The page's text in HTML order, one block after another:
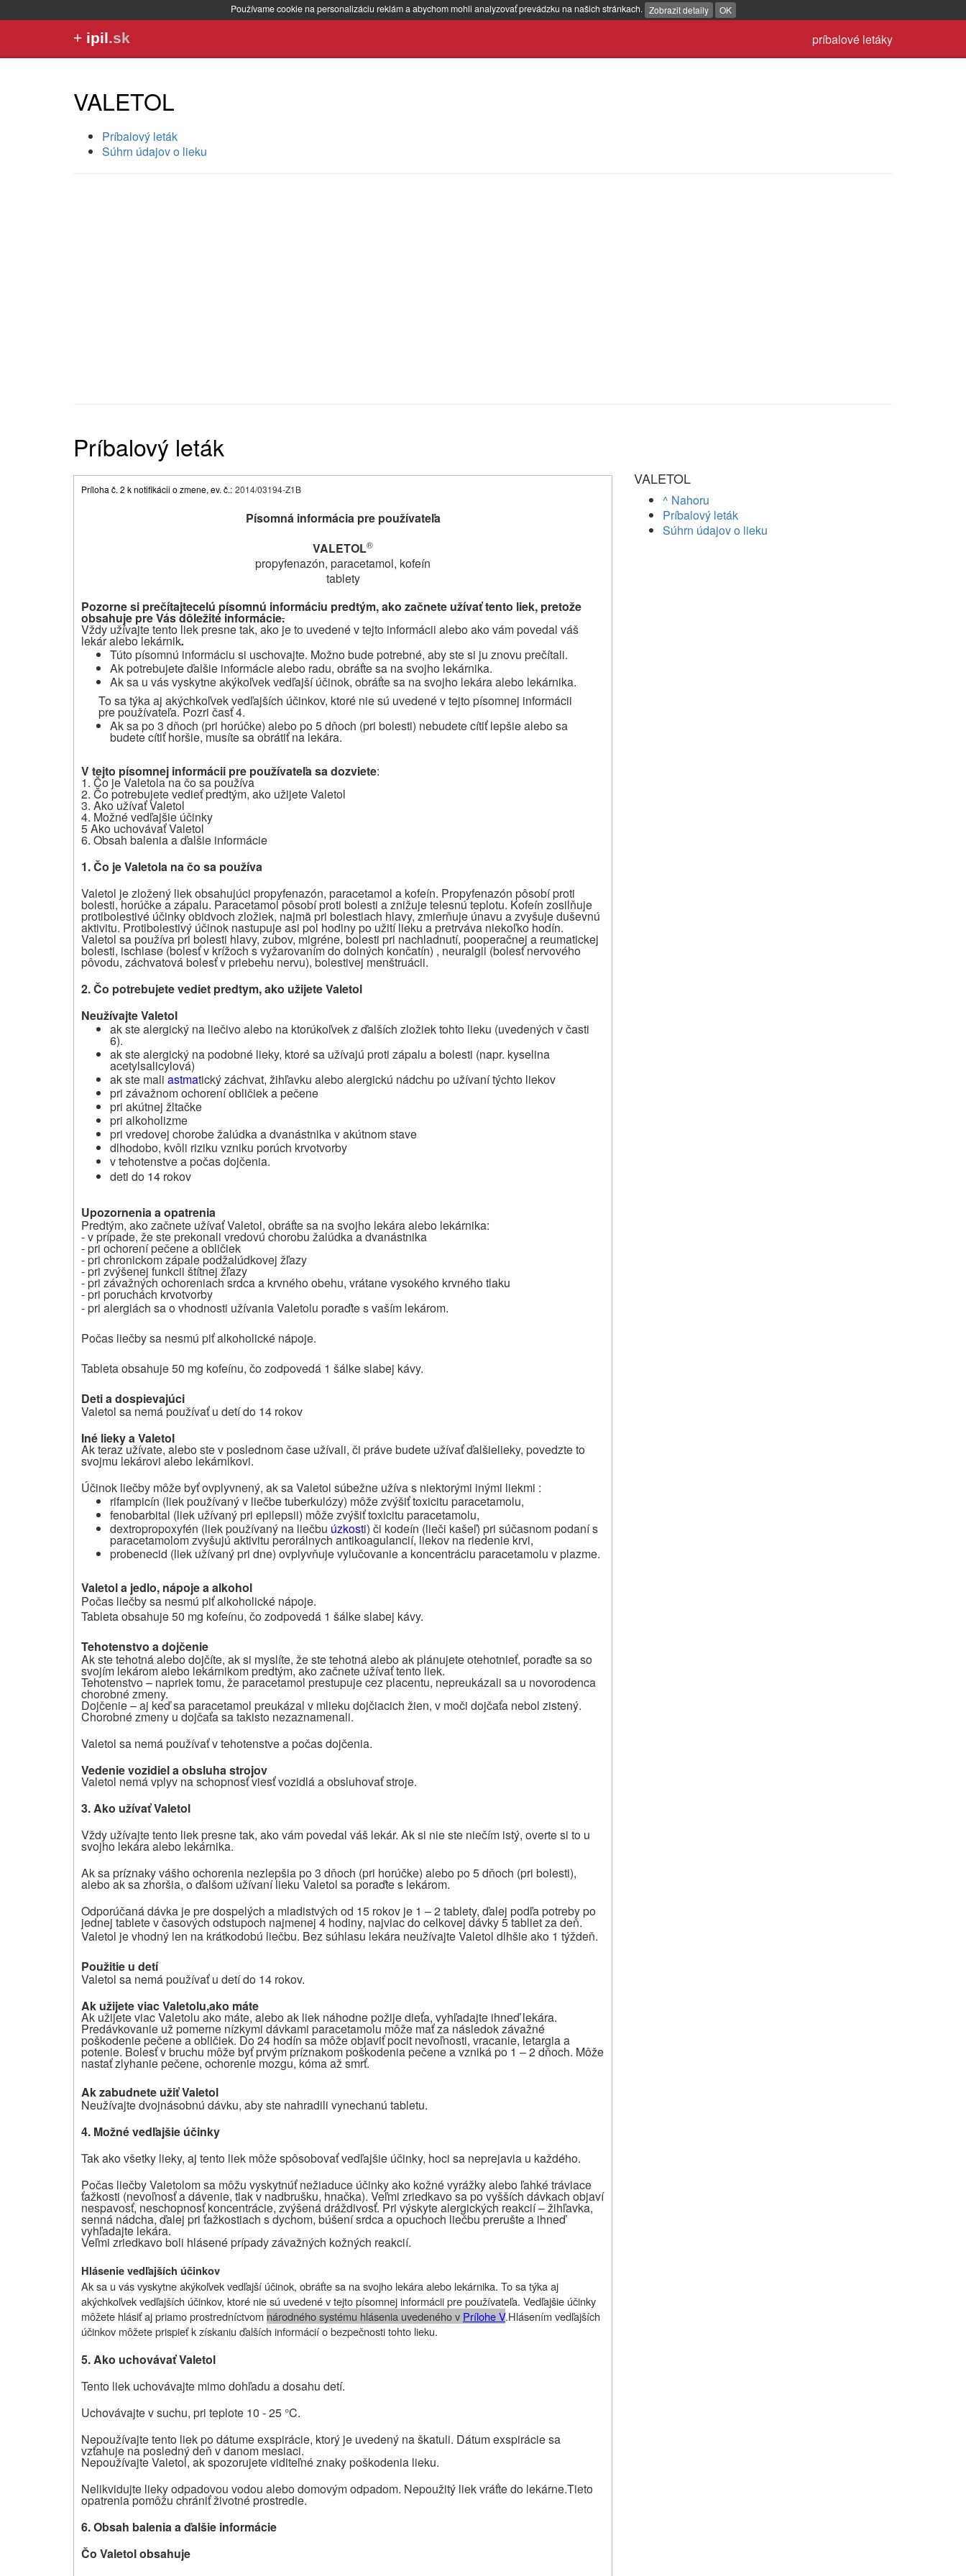
Používame cookie na personalizáciu reklám a abychom mohli analyzovať prevádzku na našich stránkach. Zobrazit detaily OK
príbalové letáky
+ ipil.sk
VALETOL
Príbalový leták
Súhrn údajov o lieku
Príbalový leták
Príloha č. 2 k notifikácii o zmene, ev. č.: 2014/03194-Z1B
Písomná informácia pre používateľa
VALETOL®
propyfenazón, paracetamol, kofeín
tablety
Pozorne si prečítajtecelú písomnú informáciu predtým, ako začnete užívaťtento liek, pretože
obsahuje pre Vás dôležité informácie.
Vždy užívajte tento liek presne tak, ako je to uvedené v tejto informácii alebo ako vám povedal váš
lekár alebo lekárnik.
Túto písomnú informáciu si uschovajte. Možno bude potrebné, aby ste si ju znovu prečítali.
Ak potrebujete ďalšie informácie alebo radu, obráťte sa na svojho lekárnika.
Ak sa u vás vyskytne akýkoľvek vedľajší účinok, obráťte sa na svojho lekára alebo lekárnika.
To sa týka aj akýchkoľvek vedľajších účinkov, ktoré nie sú uvedené v tejto písomnej informácii
pre používateľa. Pozri časť 4.
Ak sa po 3 dňoch (pri horúčke) alebo po 5 dňoch (pri bolesti) nebudete cítiť lepšie alebo sa
budete cítiť horšie,musíte sa obrátiť na lekára.
V tejto písomnej informácii pre používateľa sa dozviete:
1. Čo jeValetola na čo sa používa
2. Čo potrebujete vedieť predtým, ako užijeteValetol
3. Ako užívaťValetol
4. Možné vedľajšie účinky
5 Ako uchovávaťValetol
6. Obsah balenia a ďalšie informácie
1. Čo jeValetola na čo sa používa
Valetol je zložený liek obsahujúci propyfenazón, paracetamol a kofeín. Propyfenazón pôsobí proti
bolesti, horúčke a zápalu. Paracetamol pôsobí proti bolesti a znižuje telesnú teplotu. Kofeín zosilňuje
protibolestivé účinky obidvoch zložiek, najmä pri bolestiach hlavy, zmierňuje únavu a zvyšuje duševnú
aktivitu. Protibolestivý účinok nastupuje asi pol hodiny po užití lieku a pretrváva niekoľko hodín.
Valetol sa používa pri bolesti hlavy, zubov, migréne, bolesti pri nachladnutí, pooperačnej a reumatickej
bolesti, ischiase (bolesť v krížoch s vyžarovaním do dolných končatín) , neuralgii (bolesť nervového
pôvodu, záchvatová bolesť v priebehu nervu), bolestivej menštruácii.
2. Čo potrebujete vediet predtym, ako užijeteValetol
NeužívajteValetol
ak ste alergický na liečivo alebo na ktorúkoľvek z ďalších zložiek tohto lieku (uvedených v časti
6).
ak ste alergický na podobné lieky, ktoré sa užívajú proti zápalu a bolesti (napr. kyselina
acetylsalicylová)
ak ste mali astmatický záchvat, žihľavku alebo alergickú nádchu po užívaní týchto liekov
pri závažnom ochorení obličiek a pečene
pri akútnej žltačke
pri alkoholizme
pri vredovej chorobe žalúdka a dvanástnika v akútnom stave
dlhodobo, kvôli riziku vzniku porúch krvotvorby
v tehotenstve a počas dojčenia.
deti do 14 rokov
Upozornenia a opatrenia
Predtým, ako začnete užívať Valetol, obráťte sa na svojho lekára alebo lekárnika:
- v prípade, že ste prekonali vredovú chorobu žalúdka a dvanástnika
- pri ochorení pečene a obličiek
- pri chronickom zápale podžalúdkovej žľazy
- pri zvýšenej funkcii štítnej žľazy
- pri závažných ochoreniach srdca a krvného obehu, vrátane vysokého krvného tlaku
- pri poruchách krvotvorby
- pri alergiách sa o vhodnosti užívania Valetolu poraďte s vaším lekárom.
Počas liečby sa nesmú piť alkoholické nápoje.
Tableta obsahuje 50 mg kofeínu, čo zodpovedá 1 šálke slabej kávy.
Deti a dospievajúci
Valetol sa nemá používať u detí do 14 rokov
Iné lieky a Valetol
Ak teraz užívate, alebo ste v poslednom čase užívali, či práve budete užívať ďalšielieky, povedzte to
svojmu lekárovi alebo lekárnikovi.
Účinok liečby môže byť ovplyvnený, ak sa Valetol súbežne užíva s niektorými inými liekmi :
rifampicín (liek používaný v liečbe tuberkulózy) môže zvýšiť toxicitu paracetamolu,
fenobarbital (liek užívaný pri epilepsii) môže zvýšiť toxicitu paracetamolu,
dextropropoxyfén (liek používaný na liečbu úzkosti) či kodeín (lieči kašeľ) pri súčasnom podaní s
paracetamolom zvyšujú aktivitu perorálnych antikoagulancií, liekov na riedenie krvi,
probenecid (liek užívaný pri dne) ovplyvňuje vylučovanie a koncentráciu paracetamolu v plazme.
Valetol a jedlo, nápoje a alkohol
Počas liečby sa nesmú piť alkoholické nápoje.
Tableta obsahuje 50 mg kofeínu, čo zodpovedá 1 šálke slabej kávy.
Tehotenstvo a dojčenie
Ak ste tehotná alebo dojčíte, ak si myslíte, že ste tehotná alebo ak plánujete otehotnieť, poraďte sa so
svojím lekárom alebo lekárnikom predtým, ako začnete užívať tento liek.
Tehotenstvo – napriek tomu, že paracetamol prestupuje cez placentu, nepreukázali sa u novorodenca
chorobné zmeny.
Dojčenie – aj keď sa paracetamol preukázal v mlieku dojčiacich žien, v moči dojčaťa nebol zistený.
Chorobné zmeny u dojčaťa sa takisto nezaznamenali.
Valetol sa nemá používať v tehotenstve a počas dojčenia.
Vedenie vozidiel a obsluha strojov
Valetol nemá vplyv na schopnosť viesť vozidlá a obsluhovať stroje.
3. Ako užívaťValetol
Vždy užívajte tento liek presne tak, ako vám povedal váš lekár. Ak si nie ste niečím istý, overte si to u
svojho lekára alebo lekárnika.
Ak sa príznaky vášho ochorenia nezlepšia po 3 dňoch (pri horúčke) alebo po 5 dňoch (pri bolesti),
alebo ak sa zhoršia, o ďalšom užívaní lieku Valetol sa poraďte s lekárom.
Odporúčaná dávka je pre dospelých a mladistvých od 15 rokov je 1 – 2 tablety, ďalej podľa potreby po
jednej tablete v časových odstupoch najmenej 4 hodiny, najviac do celkovej dávky 5 tabliet za deň.
Valetol je vhodný len na krátkodobú liečbu. Bez súhlasu lekára neužívajte Valetol dlhšie ako 1 týždeň.
Použitie u detí
Valetol sa nemá používať u detí do 14 rokov.
Ak užijete viacValetolu,ako máte
Ak užijete viac Valetolu ako máte, alebo ak liek náhodne požije dieťa, vyhľadajte ihneď lekára.
Predávkovanie už pomerne nízkymi dávkami paracetamolu môže mať za následok závažné
poškodenie pečene a obličiek. Do 24 hodín sa môže objaviť pocit nevoľnosti, vracanie, letargia a
potenie. Bolesť v bruchu môže byť prvým príznakom poškodenia pečene a vzniká po 1 – 2 dňoch. Môže
nastať zlyhanie pečene, ochorenie mozgu, kóma až smrť.
Ak zabudnete užiť Valetol
Neužívajte dvojnásobnú dávku, aby ste nahradili vynechanú tabletu.
4. Možné vedľajšie účinky
Tak ako všetky lieky, aj tento liek môže spôsobovať vedľajšie účinky, hoci sa neprejavia u každého.
Počas liečby Valetolom sa môžu vyskytnúť nežiaduce účinky ako kožné vyrážky alebo ľahké tráviace
ťažkosti (nevoľnosť a dávenie, tlak v nadbrušku, hnačka). Veľmi zriedkavo sa po vyšších dávkach objaví
nespavosť, neschopnosť koncentrácie, zvýšená dráždivosť. Pri výskyte alergických reakcií – žihľavka,
senná nádcha, ďalej pri ťažkostiach s dychom, búšení srdca a opuchoch liečbu prerušte a ihneď
vyhľadajte lekára.
Veľmi zriedkavo boli hlásené prípady závažných kožných reakcií.
Hlásenie vedľajších účinkov
Ak sa u vás vyskytne akýkoľvek vedľajší účinok, obráťte sa na svojho lekára alebo lekárnika. To sa týka aj
akýchkoľvek vedľajších účinkov, ktoré nie sú uvedené v tejto písomnej informácii pre používateľa. Vedľajšie účinky
môžete hlásiť aj priamo prostredníctvom národného systému hlásenia uvedeného v Prílohe V.Hlásením vedľajších
účinkov môžete prispieť k získaniu ďalších informácií o bezpečnosti tohto lieku.
5. Ako uchovávať Valetol
Tento liek uchovávajte mimo dohľadu a dosahu detí.
Uchovávajte v suchu, pri teplote 10 - 25 °C.
Nepoužívajte tento liek po dátume exspirácie, ktorý je uvedený na škatuli. Dátum exspirácie sa
vzťahuje na posledný deň v danom mesiaci.
Nepoužívajte Valetol, ak spozorujete viditeľné znaky poškodenia lieku.
Nelikvidujte lieky odpadovou vodou alebo domovým odpadom. Nepoužitý liek vráťte do lekárne.Tieto
opatrenia pomôžu chrániť životné prostredie.
6. Obsah balenia a ďalšie informácie
Čo Valetol obsahuje
VALETOL
^ Nahoru
Príbalový leták
Súhrn údajov o lieku